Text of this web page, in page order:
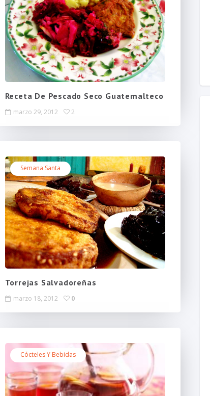
Receta De Pescado Seco Guatemalteco
marzo 29, 2012 2
Semana Santa
Torrejas Salvadoreñas
marzo 18, 2012 0
Cócteles Y Bebidas